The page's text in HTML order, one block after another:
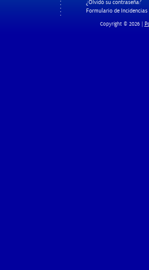
¿Olvidó su contraseña?
Formulario de Incidencias
Copyright © 2026 |